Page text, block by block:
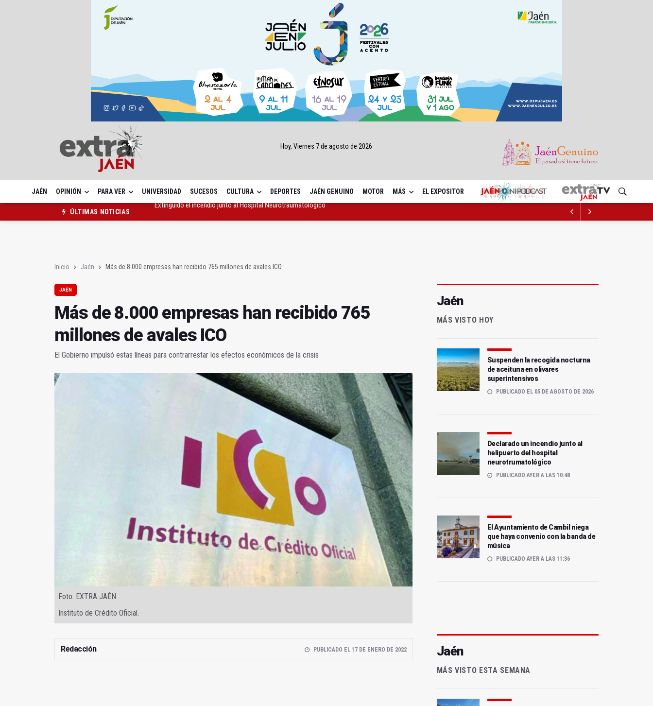
Hoy, Viernes 7 de agosto de 2026
JAÉN OPINIÓN PARA VER UNIVERSIDAD SUCESOS CULTURA DEPORTES JAÉN GENUINO MOTOR MÁS EL EXPOSITOR
ÚLTIMAS NOTICIAS
Inicio Jaén Más de 8.000 empresas han recibido 765 millones de avales ICO
JAÉN
Más de 8.000 empresas han recibido 765
millones de avales ICO
El Gobierno impulsó estas líneas para contrarrestar los efectos económicos de la crisis
Foto: EXTRA JAÉN
Instituto de Crédito Oficial.
Redacción PUBLICADO EL 17 DE ENERO DE 2022
Jaén
MÁS VISTO HOY
Suspenden la recogida nocturna
de aceituna en olivares
superintensivos
PUBLICADO EL 05 DE AGOSTO DE 2026
Declarado un incendio junto al
helipuerto del hospital
neurotrumatológico
PUBLICADO AYER A LAS 10:48
El Ayuntamiento de Cambil niega
que haya convenio con la banda de
música
PUBLICADO AYER A LAS 11:36
Jaén
MÁS VISTO ESTA SEMANA